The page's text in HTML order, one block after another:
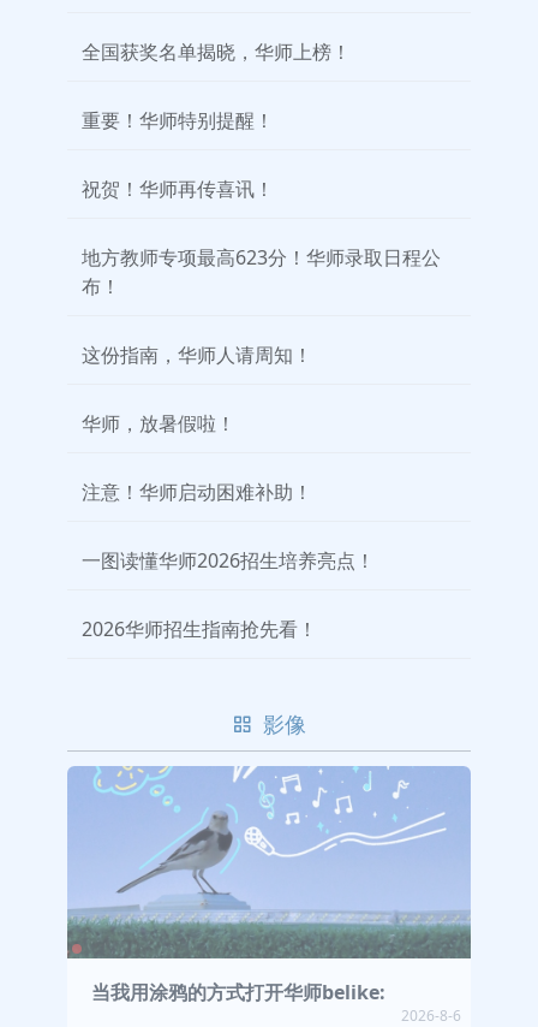
全国获奖名单揭晓，华师上榜！
重要！华师特别提醒！
祝贺！华师再传喜讯！
地方教师专项最高623分！华师录取日程公
布！
这份指南，华师人请周知！
华师，放暑假啦！
注意！华师启动困难补助！
一图读懂华师2026招生培养亮点！
2026华师招生指南抢先看！
影像
当我用涂鸦的方式打开华师belike:
2026-8-6